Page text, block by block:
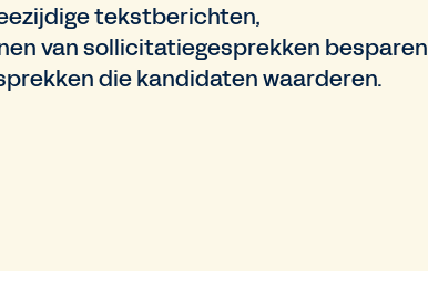
tekstberichten,
van sollicitatiegesprekken besparen
die kandidaten waarderen.